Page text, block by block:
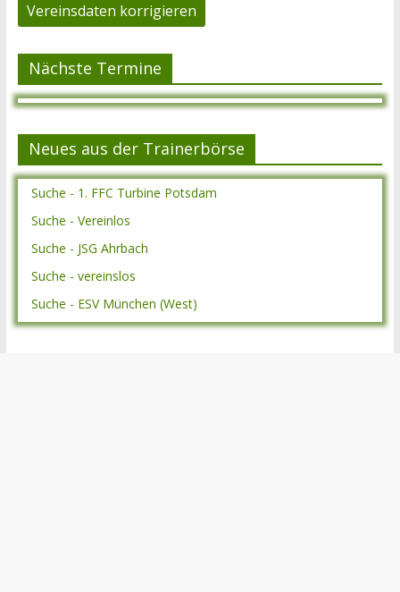
Vereinsdaten korrigieren
Nächste Termine
Neues aus der Trainerbörse
Suche - 1. FFC Turbine Potsdam
Suche - Vereinlos
Suche - JSG Ahrbach
Suche - vereinslos
Suche - ESV München (West)